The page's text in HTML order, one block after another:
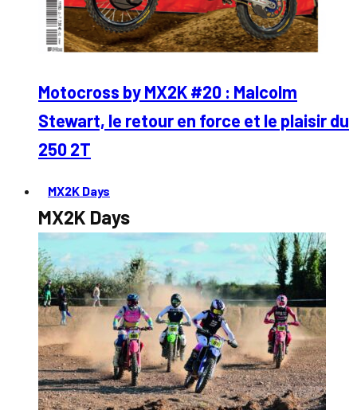
Motocross by MX2K #20 : Malcolm
Stewart, le retour en force et le plaisir du
250 2T
MX2K Days
MX2K Days